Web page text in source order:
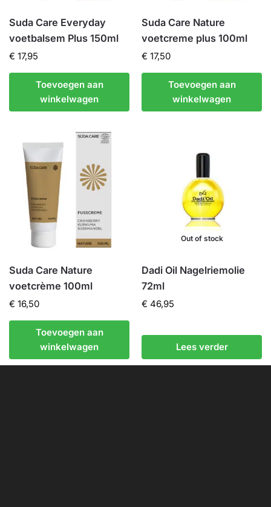
Suda Care Everyday
voetbalsem Plus 150ml
€ 17,95
Toevoegen aan
winkelwagen
Suda Care Nature
voetcreme plus 100ml
€ 17,50
Toevoegen aan
winkelwagen
Suda Care Nature
voetcrème 100ml
€ 16,50
Toevoegen aan
winkelwagen
Out of stock
Dadi Oil Nagelriemolie
72ml
€ 46,95
Lees verder